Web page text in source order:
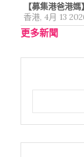
【募集港爸港
香港, 4月 13
更多新聞